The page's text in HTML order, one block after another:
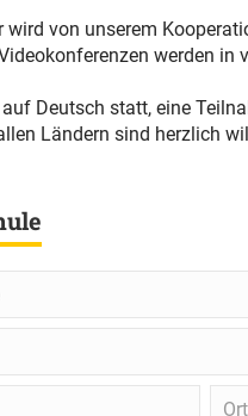
wird von unserem
werden in
Deutsch statt, eine
Ländern sind herzlich
Ort